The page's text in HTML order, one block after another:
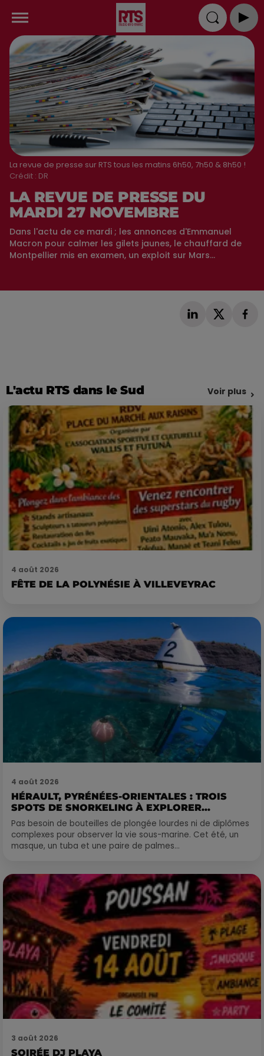
La revue de presse sur RTS tous les matins 6h50, 7h50 & 8h50 !
Crédit : DR
LA REVUE DE PRESSE DU
MARDI 27 NOVEMBRE
Dans l'actu de ce mardi ; les annonces d'Emmanuel
Macron pour calmer les gilets jaunes, le chauffard de
Montpellier mis en examen, un exploit sur Mars...
L'actu RTS dans le Sud Voir plus
4 août 2026
FÊTE DE LA POLYNÉSIE À VILLEVEYRAC
4 août 2026
HÉRAULT, PYRÉNÉES-ORIENTALES : TROIS
SPOTS DE SNORKELING À EXPLORER...
Pas besoin de bouteilles de plongée lourdes ni de diplômes
complexes pour observer la vie sous-marine. Cet été, un
masque, un tuba et une paire de palmes...
3 août 2026
SOIRÉE DJ PLAYA